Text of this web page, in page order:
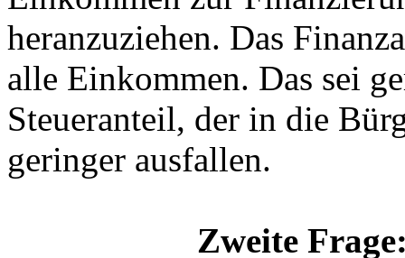
heranzuziehen. Das
alle Einkommen. Das sei
Steueranteil, der in die
geringer ausfallen.
Zweite